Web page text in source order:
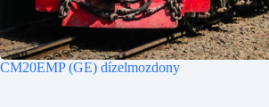
CM20EMP (GE) dízelmozdony